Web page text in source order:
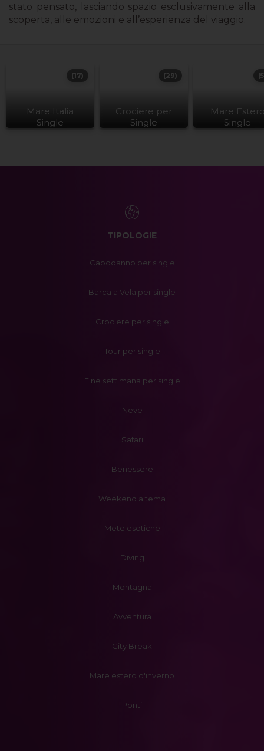
stato pensato, lasciando spazio esclusivamente alla
scoperta, alle emozioni e all’esperienza del viaggio.
Mare Italia
Single
(17)
Crociere per
Single
(29)
Mare
Single
TIPOLOGIE
Capodanno per single
Barca a Vela per single
Crociere per single
Tour per single
Fine settimana per single
Neve
Safari
Benessere
Weekend a tema
Mete esotiche
Diving
Montagna
Avventura
City Break
Mare estero d'inverno
Ponti